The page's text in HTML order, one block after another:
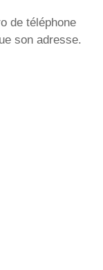
de téléphone
son adresse.